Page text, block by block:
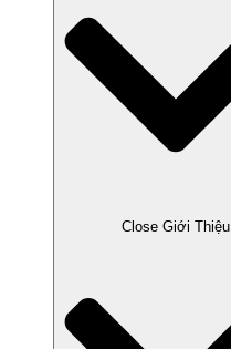
Close Giới Thiệu